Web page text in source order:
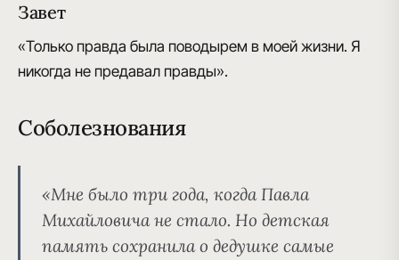
Завет
«Только правда была поводырем в моей жизни. Я
никогда не предавал правды».
Соболезнования
«Мне было три года, когда Павла
Михайловича не стало. Но детская
память сохранила о дедушке самые